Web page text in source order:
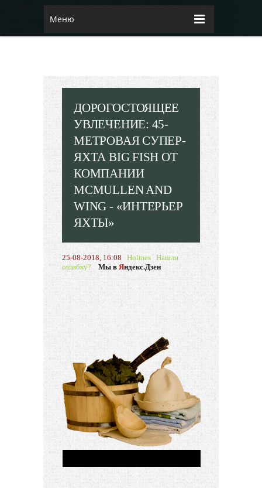
Меню
ДОРОГОСТОЯЩЕЕ
УВЛЕЧЕНИЕ: 45-
МЕТРОВАЯ СУПЕР-
ЯХТА BIG FISH ОТ
КОМПАНИИ
MCMULLEN AND
WING - «ИНТЕРЬЕР
ЯХТЫ»
25-08-2018, 16:08 Holmes Нашли
ошибку?
Мы в Яндекс.Дзен